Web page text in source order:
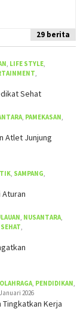
29 berita
LIFE STYLE
Sehat
PAMEKASAN
Atlet Junjung
SAMPANG
Aturan
NUSANTARA
SEHAT
OLAHRAGA PENDIDIKAN
2026
Tingkatkan Kerja